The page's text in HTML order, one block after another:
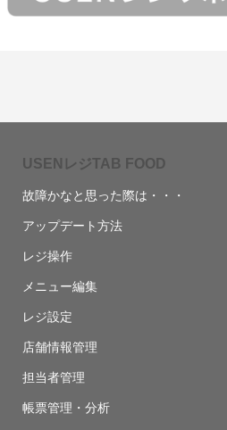
USENレジTAB FOOD
故障かなと思った際は・・・
アップデート方法
レジ操作
メニュー編集
レジ設定
店舗情報管理
担当者管理
帳票管理・分析